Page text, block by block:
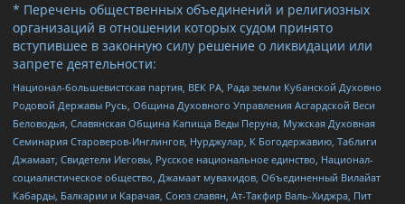
* Перечень общественных объединений и религиозных
организаций в отношении которых судом принято
вступившее в законную силу решение о ликвидации или
запрете деятельности:
Национал-большевистская партия, ВЕК РА, Рада земли Кубанской Духовно
Родовой Державы Русь, Община Духовного Управления Асгардской Веси
Беловодья, Славянская Община Капища Веды Перуна, Мужская Духовная
Семинария Староверов-Инглингов, Нурджулар, К Богодержавию, Таблиги
Джамаат, Свидетели Иеговы, Русское национальное единство, Национал-
социалистическое общество, Джамаат мувахидов, Объединенный Вилайат
Кабарды, Балкарии и Карачая, Союз славян, Ат-Такфир Валь-Хиджра, Пит